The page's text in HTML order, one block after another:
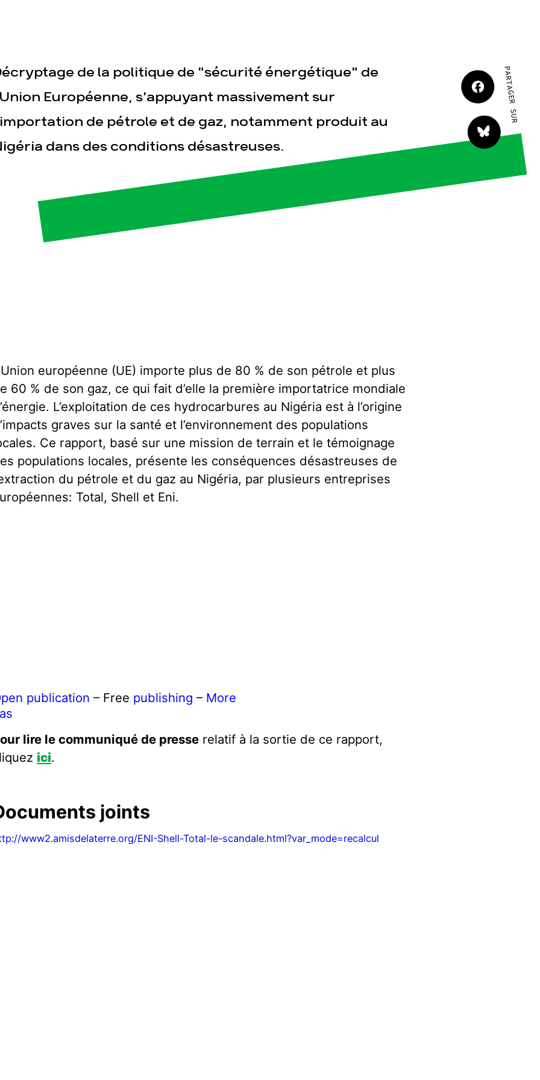
Publications Contact
de la politique de "sécurité énergétique" de
Européenne, s'appuyant massivement sur
de pétrole et de gaz, notamment produit au
dans des conditions désastreuses.
PARTAGER SUR
européenne (UE) importe plus de 80 % de son pétrole et plus
60 % de son gaz, ce qui fait d’elle la première importatrice mondiale
L’exploitation de ces hydrocarbures au Nigéria est à l’origine
graves sur la santé et l’environnement des populations
Ce rapport, basé sur une mission de terrain et le témoignage
populations locales, présente les conséquences désastreuses de
du pétrole et du gaz au Nigéria, par plusieurs entreprises
Total, Shell et Eni.
publication – Free publishing – More
lire le communiqué de presse relatif à la sortie de ce rapport,
ici.
joints
www2.amisdelaterre.org/ENI-Shell-Total-le-scandale.html?var_mode=recalcul